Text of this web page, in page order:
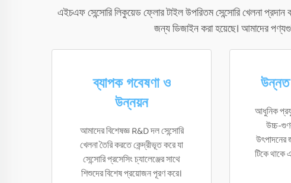
এইচএফ সেন্সোরি লিকুয়েড ফ্লোর টাইল উপরিতম সেন্সোরি খেলনা প্রদান
জন্য ডিজাইন করা হয়েছে। আমাদের
ব্যাপক গবেষণা ও
উন্নয়ন
আমাদের বিশেষজ্ঞ R&D দল সেন্সোরি
খেলনা তৈরি করতে কেন্দ্রীভূত করে যা
সেন্সোরি প্রসেসিং চ্যালেঞ্জের সাথে
শিশুদের বিশেষ প্রয়োজন পূরণ করে।
উন্নত
আধুনিক
উচ্চ-
টিকে থাকে